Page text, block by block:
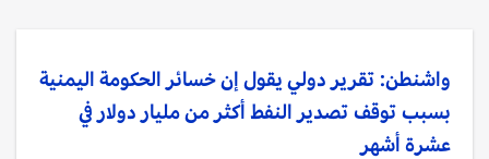
واشنطن: تقرير دولي يقول إن خسائر الحكومة اليمنية
بسبب توقف تصدير النفط أكثر من مليار دولار في
عشرة أشهر